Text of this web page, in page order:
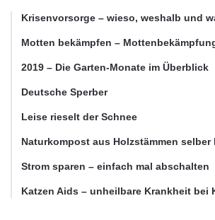
Krisenvorsorge – wieso, weshalb und
Motten bekämpfen –
2019 – Die Garten-Monate im Überblick
Deutsche Sperber
Leise rieselt der Schnee
Naturkompost aus Holzstämmen selber
Strom sparen – einfach mal abschalten
Katzen Aids – unheilbare Krankheit bei